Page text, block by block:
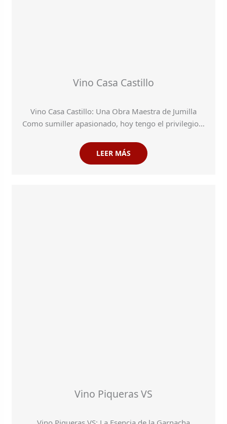
Vino Casa Castillo
Vino Casa Castillo: Una Obra Maestra de Jumilla
Como sumiller apasionado, hoy tengo el privilegio…
LEER MÁS
Vino Piqueras VS